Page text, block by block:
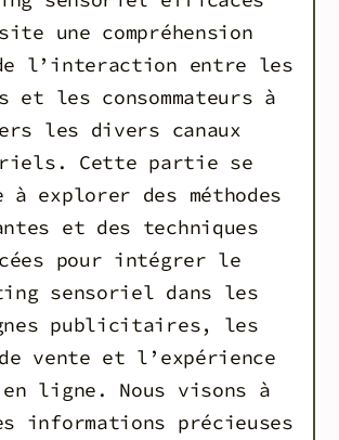
une compréhension
de l’interaction entre les
et les consommateurs à
les divers canaux
Cette partie se
à explorer des méthodes
et des techniques
pour intégrer le
sensoriel dans les
publicitaires, les
vente et l’expérience
ligne. Nous visons à
informations précieuses